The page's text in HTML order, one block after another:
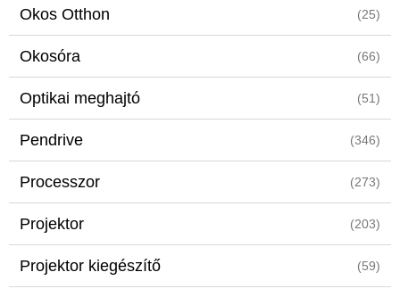
Okos Otthon (25)
Okosóra (66)
Optikai meghajtó (51)
Pendrive (346)
Processzor (273)
Projektor (203)
Projektor kiegészítő (59)